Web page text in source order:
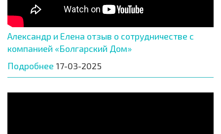
Александр и Елена отзыв о сотрудничестве с
компанией «Болгарский Дом»
Подробнее 17-03-2025